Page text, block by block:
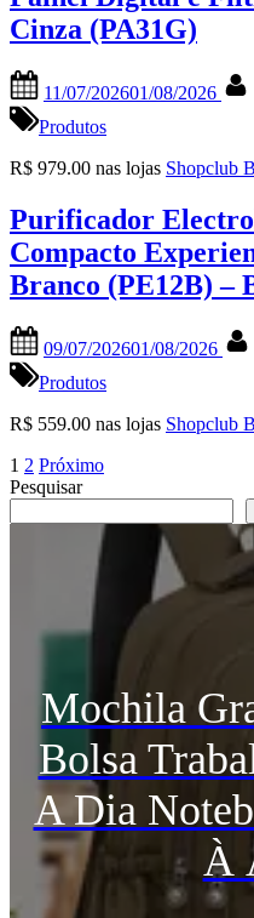
Cinza (PA31G)
on
11/07/202601/08/2026
Produtos
R$ 979.00 nas lojas Shopclub
Purificador
Compacto
Branco (PE12B) –
on
09/07/202601/08/2026
Produtos
R$ 559.00 nas lojas Shopclub
Paginação
de
posts
1 2 Próximo
Pesquisar
Mochila
Bolsa
A Dia
À